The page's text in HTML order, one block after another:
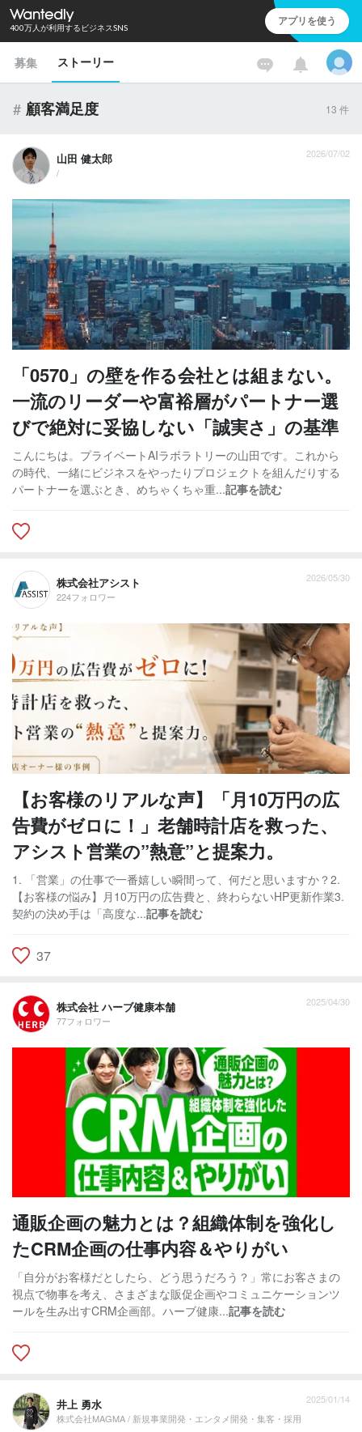
400万人が利用するビジネスSNS アプリを使う
募集 ストーリー
# 顧客満足度 13 件
山田 健太郎
/
2026/07/02
「0570」の壁を作る会社とは組まない。
一流のリーダーや富裕層がパートナー選
びで絶対に妥協しない「誠実さ」の基準
こんにちは。プライベートAIラボラトリーの山田です。これから
の時代、一緒にビジネスをやったりプロジェクトを組んだりする
パートナーを選ぶとき、めちゃくちゃ重...記事を読む
株式会社アシスト
224フォロワー
2026/05/30
【お客様のリアルな声】「月10万円の広
告費がゼロに！」老舗時計店を救った、
アシスト営業の”熱意”と提案力。
1. 「営業」の仕事で一番嬉しい瞬間って、何だと思いますか？2.
【お客様の悩み】月10万円の広告費と、終わらないHP更新作業3.
契約の決め手は「高度な...記事を読む
37
株式会社 ハーブ健康本舗
77フォロワー
2025/04/30
通販企画の魅力とは？組織体制を強化し
たCRM企画の仕事内容＆やりがい
「自分がお客様だとしたら、どう思うだろう？」常にお客さまの
視点で物事を考え、さまざまな販促企画やコミュニケーションツ
ールを生み出すCRM企画部。ハーブ健康...記事を読む
井上 勇水
株式会社MAGMA / 新規事業開発・エンタメ開発・集客・採用
2025/01/14